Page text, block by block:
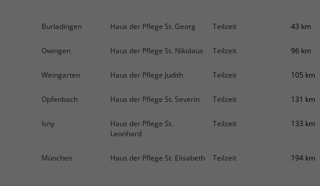
Burladingen Haus der Pflege St. Georg Teilzeit 43 km
Owingen Haus der Pflege St. Nikolaus Teilzeit 96 km
Weingarten Haus der Pflege Judith Teilzeit 105 km
Opfenbach Haus der Pflege St. Severin Teilzeit 131 km
Isny
Haus der Pflege St.
Leonhard
Teilzeit 133 km
München Haus der Pflege St. Elisabeth Teilzeit 194 km